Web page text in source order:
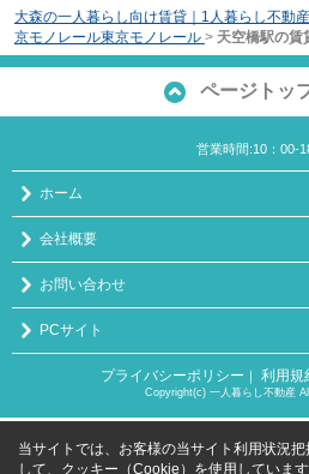
大森の一人暮らし向け賃貸｜1人暮らし不動産
京モノレール東京モノレール > 天空橋駅の賃
ページトッ
営業時間:10：00-
ホーム
会社概要
お問い合わせ
PCサイト
プライバシーポリシー ｜ 利用規
Copyright(c) 一人暮らし不動産
当サイトでは、お客様の当サイト利用状況
して、クッキー（Cookie）を使用しています